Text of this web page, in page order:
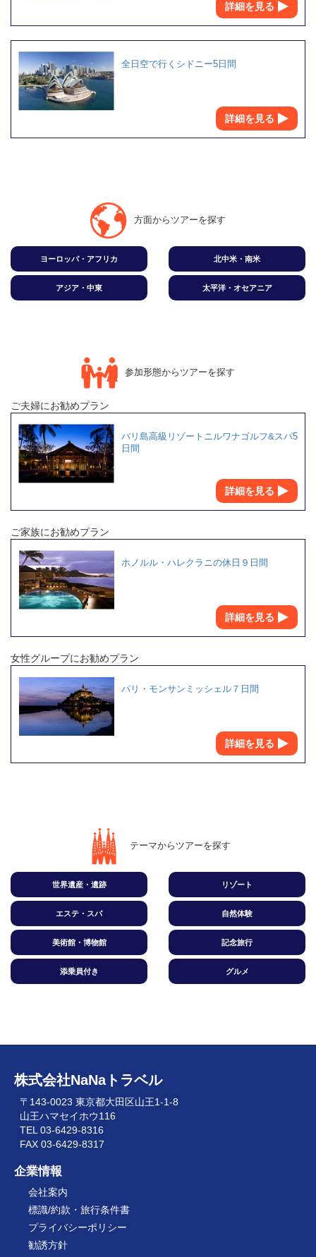
詳細を見る
全日空で行くシドニー5日間
詳細を見る
方面からツアーを探す
ヨーロッパ・アフリカ 北中米・南米
アジア・中東 太平洋・オセアニア
参加形態からツアーを探す
ご夫婦にお勧めプラン
バリ島高級リゾートニルワナゴルフ&スパ5
日間
詳細を見る
ご家族にお勧めプラン
ホノルル・ハレクラニの休日９日間
詳細を見る
女性グループにお勧めプラン
パリ・モンサンミッシェル７日間
詳細を見る
テーマからツアーを探す
世界遺産・遺跡 リゾート
エステ・スパ 自然体験
美術館・博物館 記念旅行
添乗員付き グルメ
株式会社NaNaトラベル
〒143-0023 東京都大田区山王1-1-8
山王ハマセイホウ116
TEL 03-6429-8316
FAX 03-6429-8317
企業情報
会社案内
標識/約款・旅行条件書
プライバシーポリシー
勧誘方針